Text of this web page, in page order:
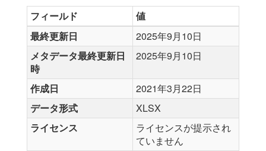
フィールド
値
最終更新日
2025年9月10日
メタデータ最終更新日
時
2025年9月10日
作成日
2021年3月22日
データ形式
XLSX
ライセンス
ライセンスが提示され
ていません